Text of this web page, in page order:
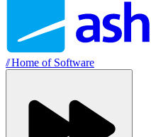
//Home of Software